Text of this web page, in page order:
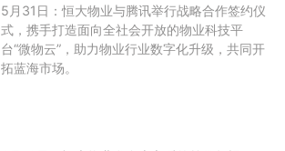
5月31日：恒大物业与腾讯举行战略合作签约仪
式，携手打造面向全社会开放的物业科技平
台“微物云”，助力物业行业数字化升级，共同开
拓蓝海市场。